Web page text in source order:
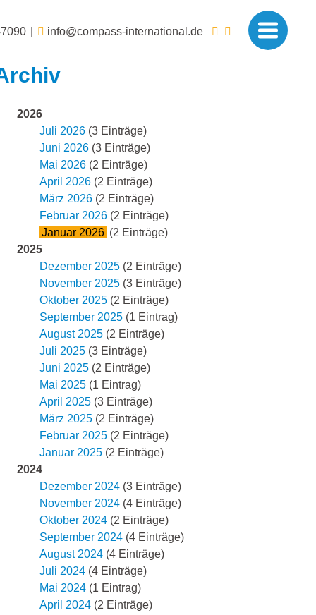
info@compass-international.de
2026
Juli 2026 (3 Einträge)
Juni 2026 (3 Einträge)
Mai 2026 (2 Einträge)
April 2026 (2 Einträge)
März 2026 (2 Einträge)
Februar 2026 (2 Einträge)
Januar 2026 (2 Einträge)
2025
Dezember 2025 (2 Einträge)
November 2025 (3 Einträge)
Oktober 2025 (2 Einträge)
September 2025 (1 Eintrag)
August 2025 (2 Einträge)
Juli 2025 (3 Einträge)
Juni 2025 (2 Einträge)
Mai 2025 (1 Eintrag)
April 2025 (3 Einträge)
März 2025 (2 Einträge)
Februar 2025 (2 Einträge)
Januar 2025 (2 Einträge)
2024
Dezember 2024 (3 Einträge)
November 2024 (4 Einträge)
Oktober 2024 (2 Einträge)
September 2024 (4 Einträge)
August 2024 (4 Einträge)
Juli 2024 (4 Einträge)
Mai 2024 (1 Eintrag)
April 2024 (2 Einträge)